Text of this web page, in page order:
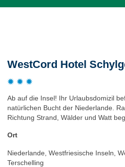
WestCord Hotel
Ab auf die Insel! Ihr Urlaubsdomizil
natürlichen Bucht der Niederlande.
Richtung Strand, Wälder und Watt
Ort
Niederlande, Westfriesische Inseln,
Terschelling